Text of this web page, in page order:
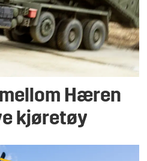
Hæren
kjøretøy